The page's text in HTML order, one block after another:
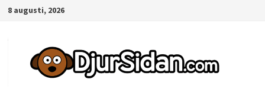
Hoppa
innehåll
8 augusti, 2026